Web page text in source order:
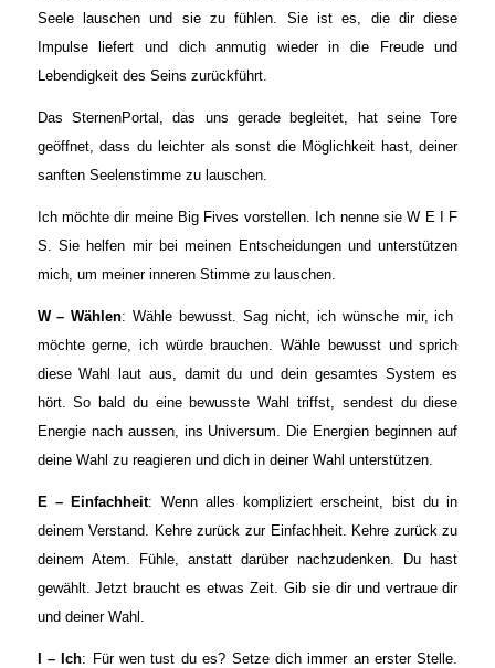
Seele lauschen und sie zu fühlen. Sie ist es, die dir diese
Impulse liefert und dich anmutig wieder in die Freude und
Lebendigkeit des Seins zurückführt.
Das SternenPortal, das uns gerade begleitet, hat seine Tore
geöffnet, dass du leichter als sonst die Möglichkeit hast, deiner
sanften Seelenstimme zu lauschen.
Ich möchte dir meine Big Fives vorstellen. Ich nenne sie W E I F
S. Sie helfen mir bei meinen Entscheidungen und unterstützen
mich, um meiner inneren Stimme zu lauschen.
W – Wählen: Wähle bewusst. Sag nicht, ich wünsche mir, ich
möchte gerne, ich würde brauchen. Wähle bewusst und sprich
diese Wahl laut aus, damit du und dein gesamtes System es
hört. So bald du eine bewusste Wahl triffst, sendest du diese
Energie nach aussen, ins Universum. Die Energien beginnen auf
deine Wahl zu reagieren und dich in deiner Wahl unterstützen.
E – Einfachheit: Wenn alles kompliziert erscheint, bist du in
deinem Verstand. Kehre zurück zur Einfachheit. Kehre zurück zu
deinem Atem. Fühle, anstatt darüber nachzudenken. Du hast
gewählt. Jetzt braucht es etwas Zeit. Gib sie dir und vertraue dir
und deiner Wahl.
I – Ich: Für wen tust du es? Setze dich immer an erster Stelle.